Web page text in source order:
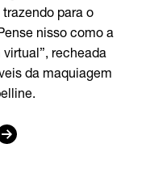
para o
nisso como a
recheada
da maquiagem